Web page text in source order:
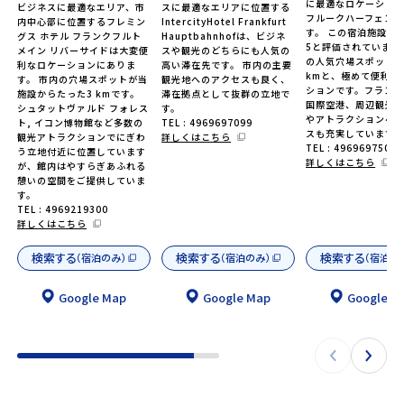
ビジネスに最適なエリア、市
内中心部に位置するフレミン
グス ホテル フランクフルト
メイン リバーサイドは大変便
利なロケーションにありま
す。 市内の穴場スポットが当
施設からたった3 kmです。
シュタットヴァルド フォレス
ト, イコン博物館など多数の
観光アトラクションでにぎわ
う立地付近に位置しています
が、館内はやすらぎあふれる
憩いの空間をご提供していま
す。
TEL : 4969219300
詳しくはこちら
検索する（宿泊のみ）
Google Map
スに最適なエリアに位置する
IntercityHotel Frankfurt
Hauptbahnhofは、ビジネ
スや観光のどちらにも人気の
高い滞在先です。 市内の主要
観光地へのアクセスも良く、
滞在拠点として抜群の立地で
す。
TEL : 4969697099
詳しくはこちら
検索する（宿泊のみ）
Google Map
に最適なロケーショ
フルークハーフェン
す。 この宿泊施設は
5と評価されています
の人気穴場スポット
kmと、極めて便利な
ションです。フラン
国際空港、周辺観光
やアトラクションへ
スも充実しています。
TEL : 496969750
詳しくはこちら
検索する（宿泊の
Google